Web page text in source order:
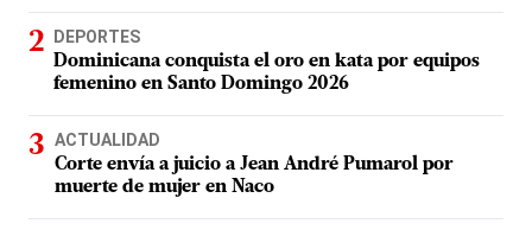
DEPORTES
Dominicana conquista el oro en kata por equipos
femenino en Santo Domingo 2026
ACTUALIDAD
Corte envía a juicio a Jean André Pumarol por
muerte de mujer en Naco